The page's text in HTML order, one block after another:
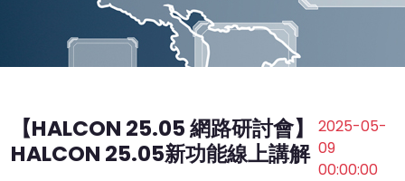
【HALCON 25.05 網路研討會】
HALCON 25.05新功能線上講解
2025-05-
09
00:00:00